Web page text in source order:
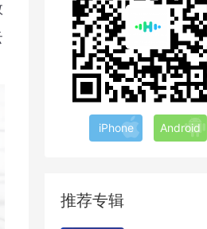
iPhone Android
推荐专辑